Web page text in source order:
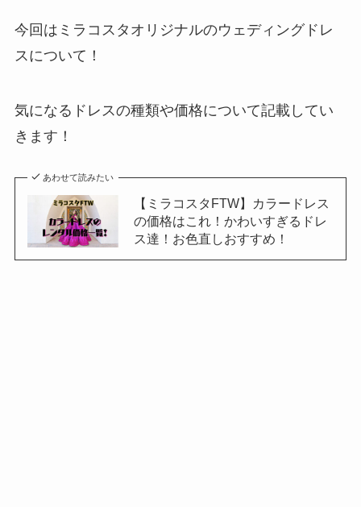
今回はミラコスタオリジナルのウェディングドレ
スについて！
気になるドレスの種類や価格について記載してい
きます！
あわせて読みたい
【ミラコスタFTW】カラードレス
の価格はこれ！かわいすぎるドレ
ス達！お色直しおすすめ！